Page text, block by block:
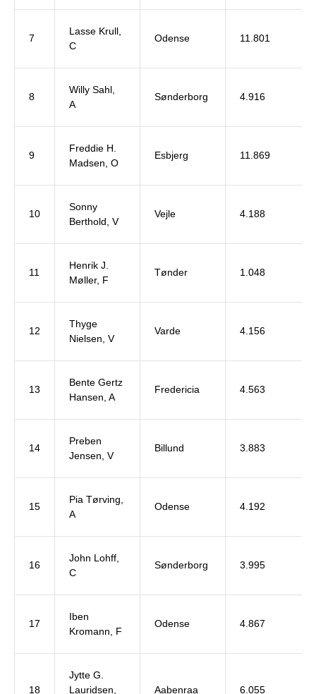
7
Lasse Krull,
C
Odense 11.801
8
Willy Sahl,
A
Sønderborg 4.916
9
Freddie H.
Madsen, O
Esbjerg 11.869
10
Sonny
Berthold, V
Vejle 4.188
11
Henrik J.
Møller, F
Tønder 1.048
12
Thyge
Nielsen, V
Varde 4.156
13
Bente Gertz
Hansen, A
Fredericia 4.563
14
Preben
Jensen, V
Billund 3.883
15
Pia Tørving,
A
Odense 4.192
16
John Lohff,
C
Sønderborg 3.995
17
Iben
Kromann, F
Odense 4.867
18
Jytte G.
Lauridsen,
Aabenraa 6.055